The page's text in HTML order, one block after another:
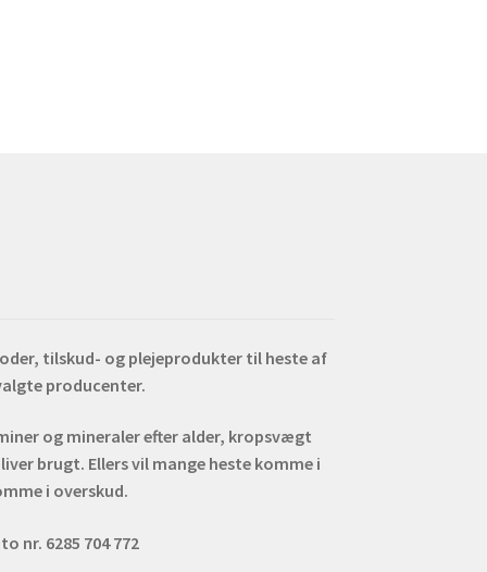
tilskud- og plejeprodukter til heste af
producenter.
og mineraler efter alder, kropsvægt
brugt. Ellers vil mange heste komme i
i overskud.
nr. 6285 704 772